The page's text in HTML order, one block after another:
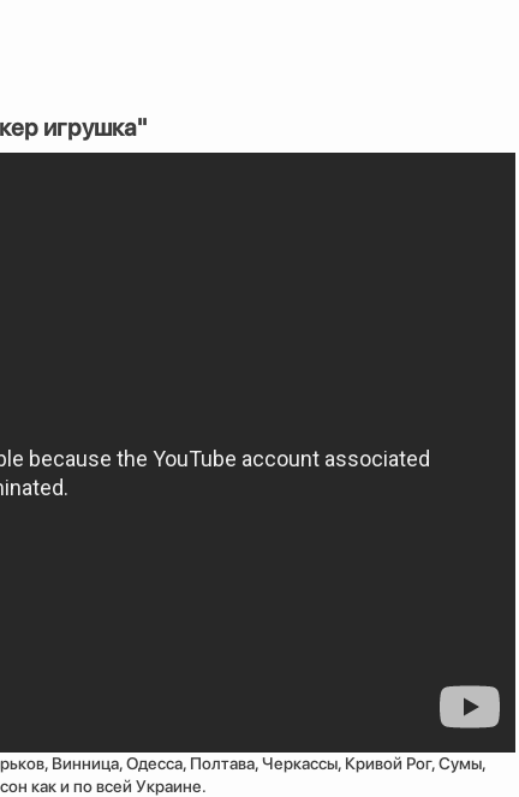
игрушка"
Винница, Одесса, Полтава, Черкассы, Кривой Рог, Сумы,
как и по всей Украине.